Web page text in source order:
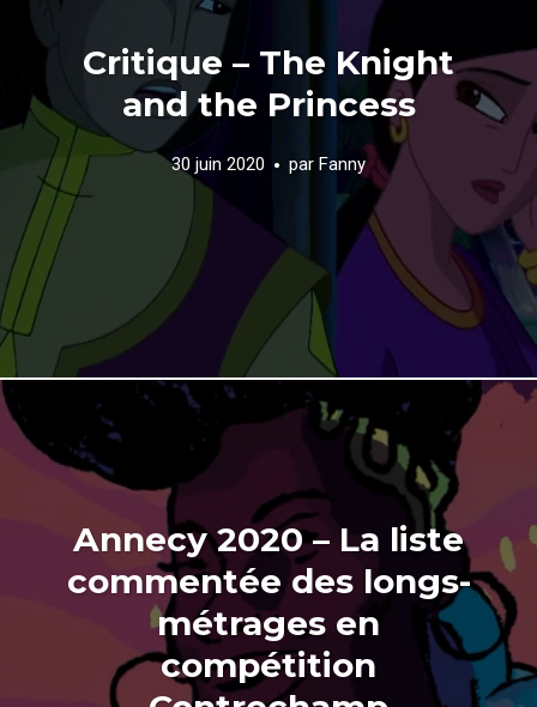
Critique – The Knight
and the Princess
30 juin 2020 par Fanny
Annecy 2020 – La liste
commentée des longs-
métrages en
compétition